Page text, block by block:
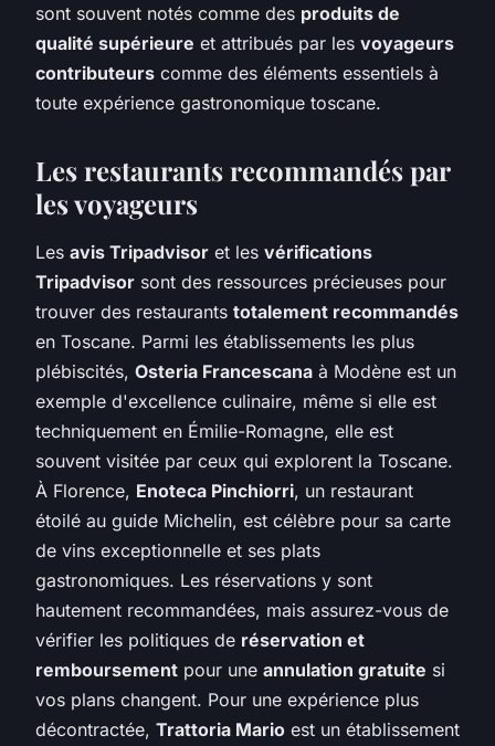
sont souvent notés comme des produits de
qualité supérieure et attribués par les voyageurs
contributeurs comme des éléments essentiels à
toute expérience gastronomique toscane.
Les restaurants recommandés par
les voyageurs
Les avis Tripadvisor et les vérifications
Tripadvisor sont des ressources précieuses pour
trouver des restaurants totalement recommandés
en Toscane. Parmi les établissements les plus
plébiscités, Osteria Francescana à Modène est un
exemple d'excellence culinaire, même si elle est
techniquement en Émilie-Romagne, elle est
souvent visitée par ceux qui explorent la Toscane.
À Florence, Enoteca Pinchiorri, un restaurant
étoilé au guide Michelin, est célèbre pour sa carte
de vins exceptionnelle et ses plats
gastronomiques. Les réservations y sont
hautement recommandées, mais assurez-vous de
vérifier les politiques de réservation et
remboursement pour une annulation gratuite si
vos plans changent. Pour une expérience plus
décontractée, Trattoria Mario est un établissement